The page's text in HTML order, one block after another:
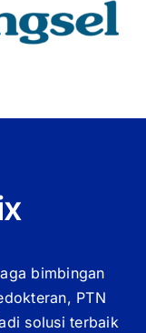
bimbingan
PTN
solusi terbaik